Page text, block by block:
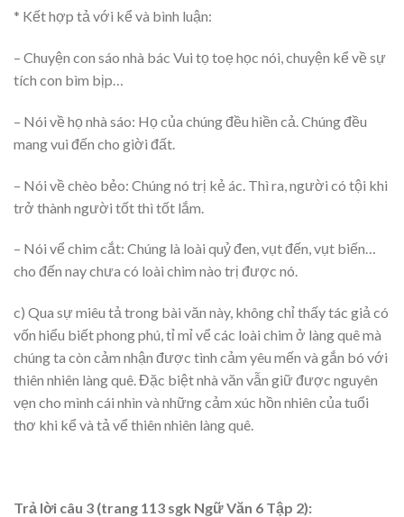
* Kết hợp tả với kể và bình luận:
– Chuyện con sáo nhà bác Vui tọ toẹ học nói, chuyện kể về sự
tích con bìm bịp…
– Nói về họ nhà sáo: Họ của chúng đều hiền cả. Chúng đều
mang vui đến cho giời đất.
– Nói về chèo bẻo: Chúng nó trị kẻ ác. Thì ra, người có tội khi
trở thành người tốt thì tốt lắm.
– Nói vể chim cắt: Chúng là loài quỷ đen, vụt đến, vụt biến…
cho đến nay chưa có loài chim nào trị được nó.
c) Qua sự miêu tả trong bài văn này, không chỉ thấy tác giả có
vốn hiểu biết phong phú, tỉ mỉ vể các loài chim ở làng quê mà
chúng ta còn cảm nhận được tình cảm yêu mến và gắn bó với
thiên nhiên làng quê. Đặc biệt nhà văn vẫn giữ được nguyên
vẹn cho mình cái nhìn và những cảm xúc hồn nhiên của tuổi
thơ khi kể và tả vể thiên nhiên làng quê.
Trả lời câu 3 (trang 113 sgk Ngữ Văn 6 Tập 2):